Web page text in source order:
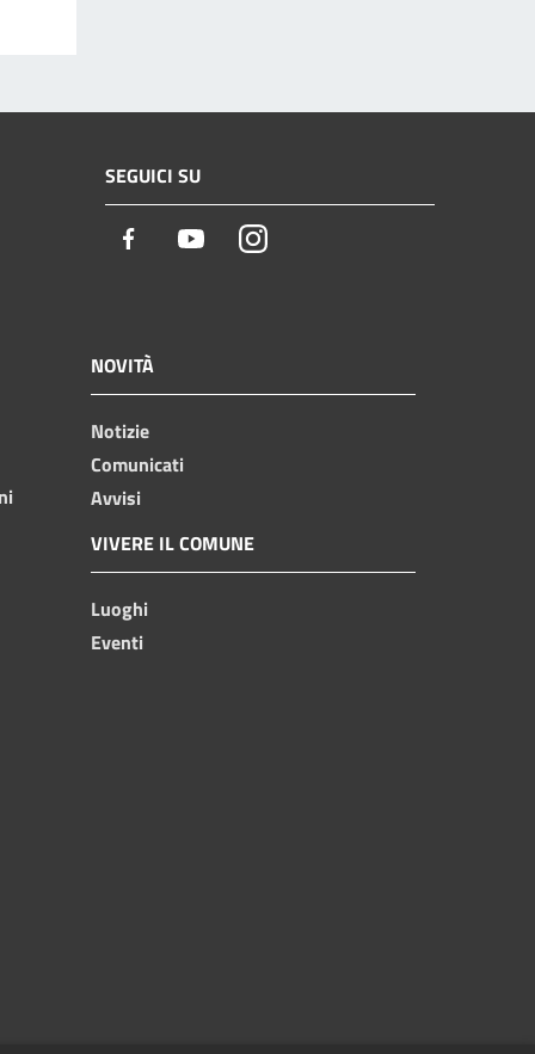
SEGUICI SU
Facebook YoutubeInstagram
NOVITÀ
Notizie
Comunicati
Avvisi
VIVERE IL COMUNE
Luoghi
Eventi